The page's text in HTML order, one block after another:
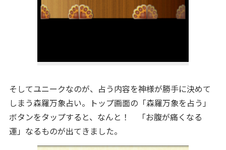
そしてユニークなのが、占う内容を神様が勝手に決めて
しまう森羅万象占い。トップ画面の「森羅万象を占う」
ボタンをタップすると、なんと！ 「お腹が痛くなる
運」なるものが出てきました。